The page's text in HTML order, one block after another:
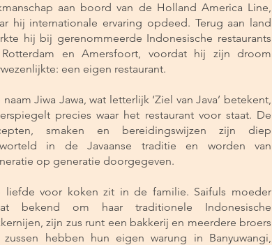
aan boord van de Holland America Line,
hij internationale ervaring opdeed. Terug aan land
hij bij gerenommeerde Indonesische restaurants
en Amersfoort, voordat hij zijn droom
een eigen restaurant.
naam Jiwa Jawa, wat letterlijk ‘Ziel van Java’ betekent,
precies waar het restaurant voor staat. De
smaken en bereidingswijzen zijn diep
in de Javaanse traditie en worden van
op generatie doorgegeven.
liefde voor koken zit in de familie. Saifuls moeder
bekend om haar traditionele Indonesische
zijn zus runt een bakkerij en meerdere broers
zussen hebben hun eigen warung in Banyuwangi,